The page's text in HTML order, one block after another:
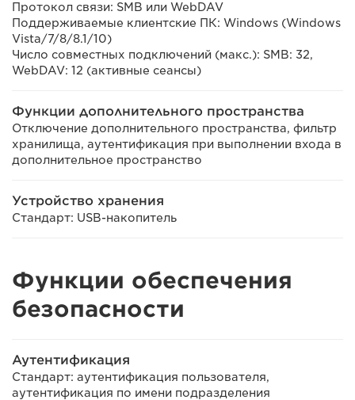
Протокол связи: SMB или WebDAV
Поддерживаемые клиентские ПК: Windows (Windows
Vista/7/8/8.1/10)
Число совместных подключений (макс.): SMB: 32,
WebDAV: 12 (активные сеансы)
Функции дополнительного пространства
Отключение дополнительного пространства, фильтр
хранилища, аутентификация при выполнении входа в
дополнительное пространство
Устройство хранения
Стандарт: USB-накопитель
Функции обеспечения
безопасности
Аутентификация
Стандарт: аутентификация пользователя,
аутентификация по имени подразделения